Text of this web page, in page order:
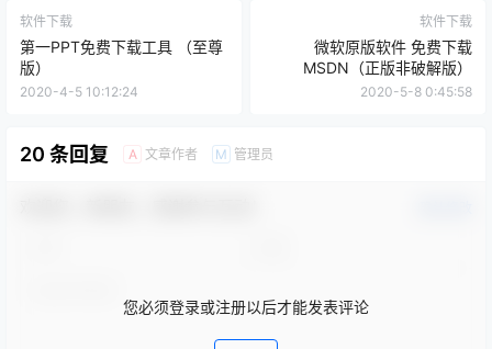
软件下载
第一PPT免费下载工具 （至尊
版）
2020-4-5 10:12:24
软件下载
微软原版软件 免费下载
MSDN（正版非破解版）
2020-5-8 0:45:58
20 条回复 A 文章作者 M 管理员
您必须登录或注册以后才能发表评论